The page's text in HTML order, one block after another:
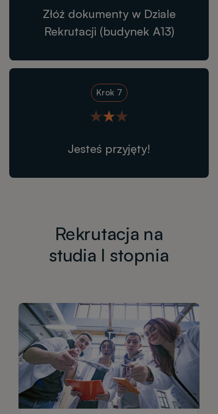
Złóż dokumenty w Dziale
Rekrutacji (budynek A13)
Krok 7
Jesteś przyjęty!
Rekrutacja na
studia I stopnia